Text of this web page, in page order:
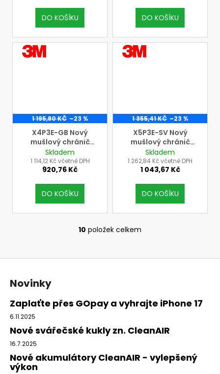
DO KOŠÍKU DO KOŠÍKU
VÝROBCE
3M
1 195,80 KČ –23 %
X4P3E-GB Nový
mušlový chránič
sluchu 3M Peltor s
úchytem P3E na
přilbu
Skladem
1 114,12 Kč včetně DPH
920,76 Kč
DO KOŠÍKU
VÝROBCE
3M
1 355,41 KČ –23 %
X5P3E-SV Nový
mušlový chránič
sluchu 3M Peltor s
úchytem P3E na
přilbu
Skladem
1 262,84 Kč včetně DPH
1 043,67 Kč
DO KOŠÍKU
O
l
c
í
r
k
y
10 položek celkem
Novinky
Zaplaťte přes GOpay a vyhrajte iPhone 17
6.11.2025
Nové svářečské kukly zn. CleanAIR
16.7.2025
Nové akumulátory CleanAIR - vylepšený
výkon